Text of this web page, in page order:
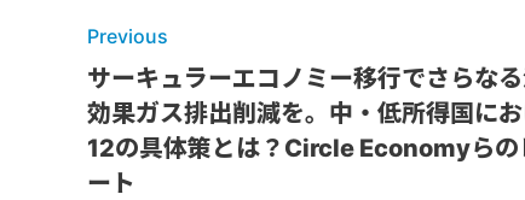
Previous
サーキュラーエコノミー移行でさらな
効果ガス排出削減を。中・低所得国に
12の具体策とは？Circle Economyらの
ート